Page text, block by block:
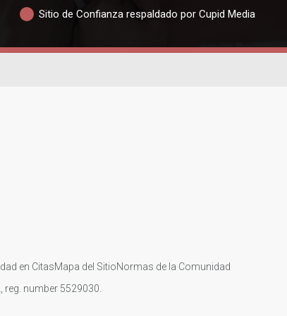
Sitio de Confianza respaldado por Cupid Media
en CitasMapa del SitioNormas de la Comunidad
reg. number 5529030.